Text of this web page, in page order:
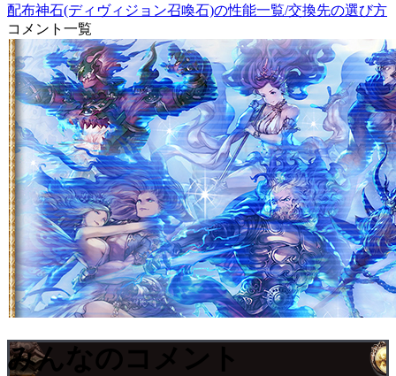
配布神石(ディヴィジョン召喚石)の性能一覧/交換先の選び方
コメント一覧
みんなのコメント